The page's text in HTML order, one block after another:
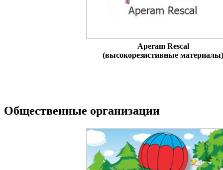
Aperam Rescal
(высокорезистивные материалы)
Общественные организации